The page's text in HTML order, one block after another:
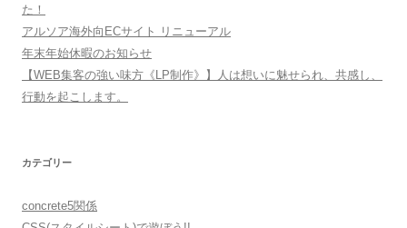
た！
アルソア海外向ECサイト リニューアル
年末年始休暇のお知らせ
【WEB集客の強い味方《LP制作》】人は想いに魅せられ、共感し、
行動を起こします。
カテゴリー
concrete5関係